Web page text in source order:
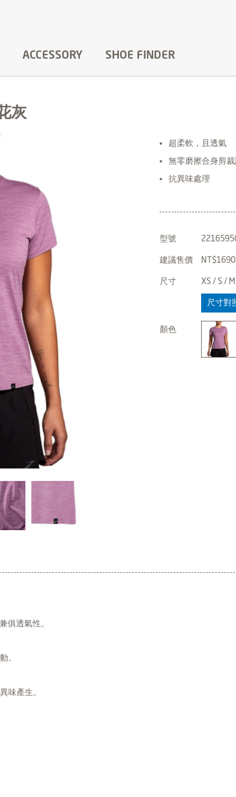
ACCESSORY SHOE FINDER
灰
超柔軟，且透氣
無零磨擦合身剪
抗異味處理
型號
建議售價 NT$1690
尺寸 XS / S /
尺寸對
顏色
俱透氣性。
。
味產生。